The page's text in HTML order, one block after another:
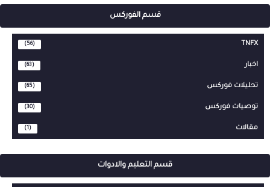
قسم الفوركس
TNFX
(56)
اخبار (63)
تحليلات فوركس (65)
توصيات فوركس (30)
مقالات (1)
قسم التعليم والادوات